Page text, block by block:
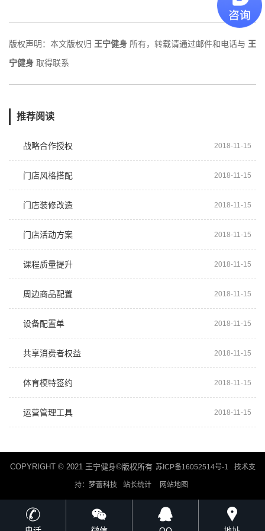
版权声明：本文版权归 王宁健身 所有，转载请通过邮件和电话与 王
宁健身 取得联系
推荐阅读
战略合作授权 2018-11-15
门店风格搭配 2018-11-15
门店装修改造 2018-11-15
门店活动方案 2018-11-15
课程质量提升 2018-11-15
周边商品配置 2018-11-15
设备配置单 2018-11-15
共享消费者权益 2018-11-15
体育模特签约 2018-11-15
运营管理工具 2018-11-15
COPYRIGHT © 2021 王宁健身©版权所有 苏ICP备16052514号-1 技术支
持：梦蕾科技 站长统计 网站地图